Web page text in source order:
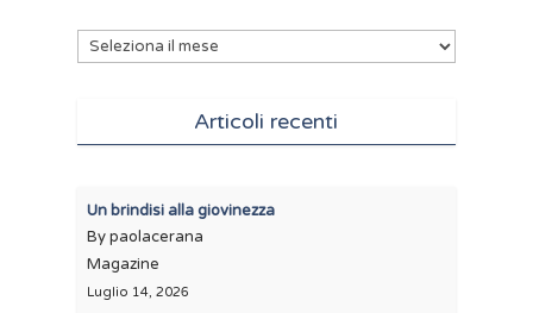
Archivi
Articoli recenti
Un brindisi alla giovinezza
By paolacerana
Magazine
Luglio 14, 2026